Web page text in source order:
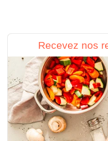
Recevez nos